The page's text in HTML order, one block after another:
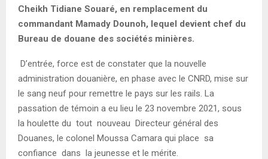
U
Cheikh Tidiane Souaré, en remplacement du
commandant Mamady Dounoh, lequel devient chef du
Bureau de douane des sociétés minières.
D’entrée, force est de constater que la nouvelle
administration douanière, en phase avec le CNRD, mise sur
le sang neuf pour remettre le pays sur les rails. La
passation de témoin a eu lieu le 23 novembre 2021, sous
la houlette du tout nouveau Directeur général des
Douanes, le colonel Moussa Camara qui place sa
confiance dans la jeunesse et le mérite.